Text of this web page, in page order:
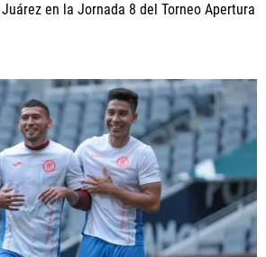
en la Jornada 8 del Torneo Apertura